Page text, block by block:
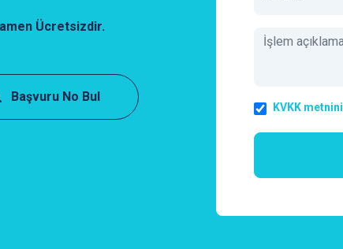
Ücretsizdir.
Başvuru No Bul
KVKK metnini